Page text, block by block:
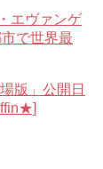
版」公開日